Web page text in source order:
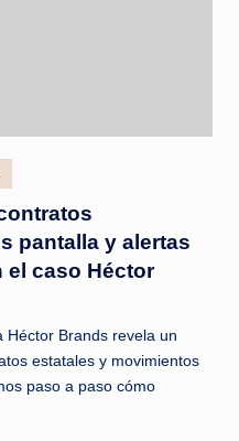
pantalla y alertas
el caso Héctor
Héctor Brands revela un
estatales y movimientos
paso a paso cómo